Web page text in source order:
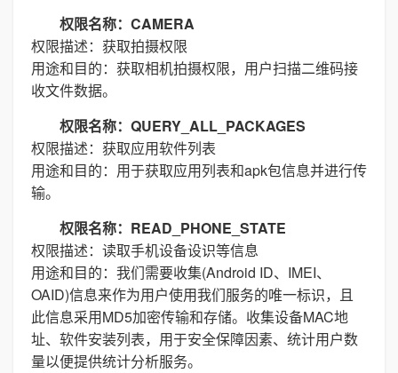
权限名称：CAMERA
权限描述：获取拍摄权限
用途和目的：获取相机拍摄权限，用户扫描二维码接
收文件数据。
权限名称：QUERY_ALL_PACKAGES
权限描述：获取应用软件列表
用途和目的：用于获取应用列表和apk包信息并进行传
输。
权限名称：READ_PHONE_STATE
权限描述：读取手机设备设识等信息
用途和目的：我们需要收集(Android ID、IMEI、
OAID)信息来作为用户使用我们服务的唯一标识，且
此信息采用MD5加密传输和存储。收集设备MAC地
址、软件安装列表，用于安全保障因素、统计用户数
量以便提供统计分析服务。